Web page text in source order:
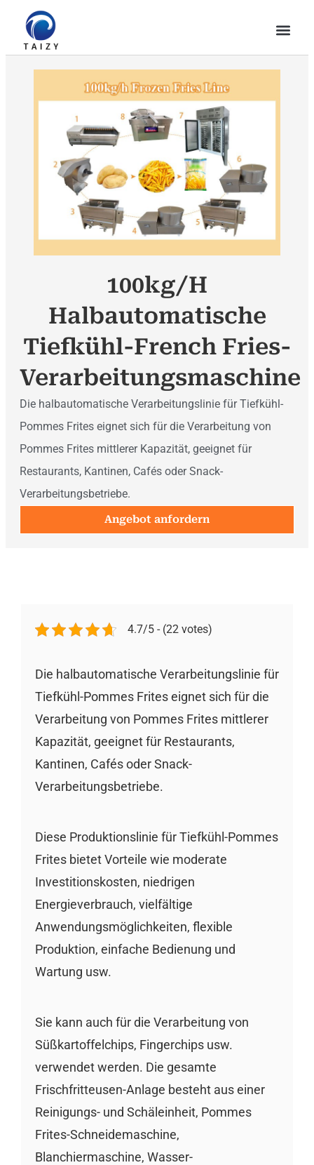
100kg/h
Halbautomatische
Tiefkühl-French Fries-
Verarbeitungsmaschine
Die halbautomatische Verarbeitungslinie für Tiefkühl-
Pommes Frites eignet sich für die Verarbeitung von
Pommes Frites mittlerer Kapazität, geeignet für
Restaurants, Kantinen, Cafés oder Snack-
Verarbeitungsbetriebe.
Angebot anfordern
4.7/5 - (22 votes)
Die halbautomatische Verarbeitungslinie für
Tiefkühl-Pommes Frites eignet sich für die
Verarbeitung von Pommes Frites mittlerer
Kapazität, geeignet für Restaurants,
Kantinen, Cafés oder Snack-
Verarbeitungsbetriebe.
Diese Produktionslinie für Tiefkühl-Pommes
Frites bietet Vorteile wie moderate
Investitionskosten, niedrigen
Energieverbrauch, vielfältige
Anwendungsmöglichkeiten, flexible
Produktion, einfache Bedienung und
Wartung usw.
Sie kann auch für die Verarbeitung von
Süßkartoffelchips, Fingerchips usw.
verwendet werden. Die gesamte
Frischfritteusen-Anlage besteht aus einer
Reinigungs- und Schäleinheit, Pommes
Frites-Schneidemaschine,
Blanchiermaschine, Wasser-